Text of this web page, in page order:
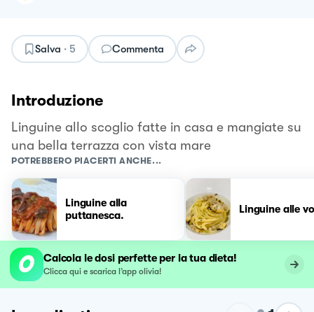
Salva · 5 Commenta
Introduzione
Linguine allo scoglio fatte in casa e mangiate su
una bella terrazza con vista mare
POTREBBERO PIACERTI ANCHE...
Linguine alla
puttanesca.
Linguine alle
Calcola le dosi perfette per la tua dieta!
Clicca qui e scarica l’app olivia!